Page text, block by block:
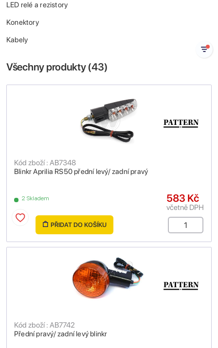
LED relé a rezistory
Konektory
Kabely
Všechny produkty (43)
Blinkr Aprilia RS50 přední levý/ zadní pravý
Kód zboží : AB7348
2 Skladem 583 Kč
včetně DPH
PŘIDAT DO KOŠÍKU
Přední pravý/ zadní levý blinkr
Kód zboží : AB7742